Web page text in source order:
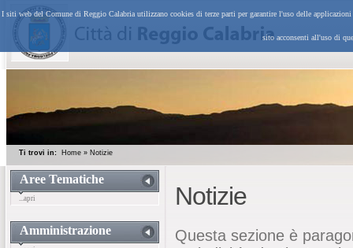
I siti web del Comune di Reggio Calabria utilizzano cookies di terze parti per garantire l'uso delle
sito acconsenti all'uso di
Ti trovi in: Home » Notizie
Aree Tematiche
...apri
Amministrazione
Notizie
Questa sezione è